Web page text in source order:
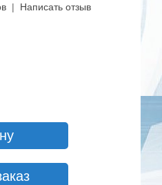
| Написать отзыв